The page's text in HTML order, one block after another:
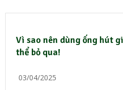
Vì sao nên dùng ống hút
thể bỏ qua!
03/04/2025